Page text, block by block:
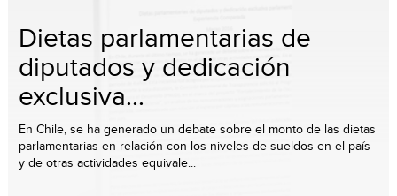
Dietas parlamentarias de
diputados y dedicación
exclusiva...
En Chile, se ha generado un debate sobre el monto de las dietas
parlamentarias en relación con los niveles de sueldos en el país
y de otras actividades equivale...